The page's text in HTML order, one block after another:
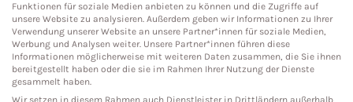
Social Media
Funktionen für soziale Medien anbieten zu können und die Zugriffe auf
unsere Website zu analysieren. Außerdem geben wir Informationen zu Ihrer
Verwendung unserer Website an unsere Partner*innen für soziale Medien,
Werbung und Analysen weiter. Unsere Partner*innen führen diese
Informationen möglicherweise mit weiteren Daten zusammen, die Sie ihnen
bereitgestellt haben oder die sie im Rahmen Ihrer Nutzung der Dienste
gesammelt haben.
Wir setzen in diesem Rahmen auch Dienstleister in Drittländern außerhalb